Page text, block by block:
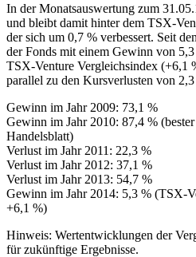
In der Monatsauswertung zum
und bleibt damit hinter dem TSX-
der sich um 0,7 % verbessert. Seit
der Fonds mit einem Gewinn von
TSX-Venture Vergleichsindex (+6,1
parallel zu den Kursverlusten von
Gewinn im Jahr 2009: 73,1 %
Gewinn im Jahr 2010: 87,4 %
Handelsblatt)
Verlust im Jahr 2011: 22,3 %
Verlust im Jahr 2012: 37,1 %
Verlust im Jahr 2013: 54,7 %
Gewinn im Jahr 2014: 5,3 % (TSX-
+6,1 %)
Hinweis: Wertentwicklungen der
für zukünftige Ergebnisse.